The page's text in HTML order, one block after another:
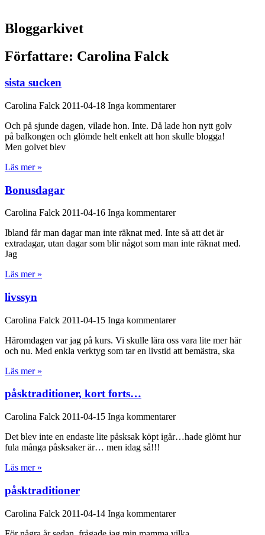
Bloggarkivet
Författare: Carolina Falck
sista sucken
Carolina Falck 2011-04-18 Inga kommentarer
Och på sjunde dagen, vilade hon. Inte. Då lade hon nytt golv
på balkongen och glömde helt enkelt att hon skulle blogga!
Men golvet blev
Läs mer »
Bonusdagar
Carolina Falck 2011-04-16 Inga kommentarer
Ibland får man dagar man inte räknat med. Inte så att det är
extradagar, utan dagar som blir något som man inte räknat med.
Jag
Läs mer »
livssyn
Carolina Falck 2011-04-15 Inga kommentarer
Häromdagen var jag på kurs. Vi skulle lära oss vara lite mer här
och nu. Med enkla verktyg som tar en livstid att bemästra, ska
Läs mer »
påsktraditioner, kort forts…
Carolina Falck 2011-04-15 Inga kommentarer
Det blev inte en endaste lite påsksak köpt igår…hade glömt hur
fula många påsksaker är… men idag så!!!
Läs mer »
påsktraditioner
Carolina Falck 2011-04-14 Inga kommentarer